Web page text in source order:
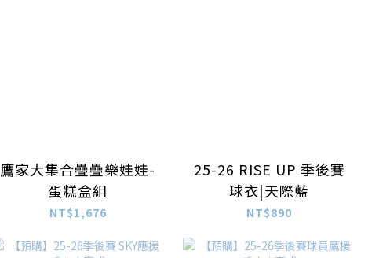
鷹家大集合疊疊樂娃娃-
蛋糕盒組
NT$1,676
25-26 RISE UP 季後賽
球衣|天際藍
NT$890